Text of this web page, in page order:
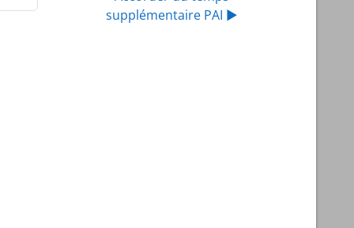
supplémentaire PAI ▶︎